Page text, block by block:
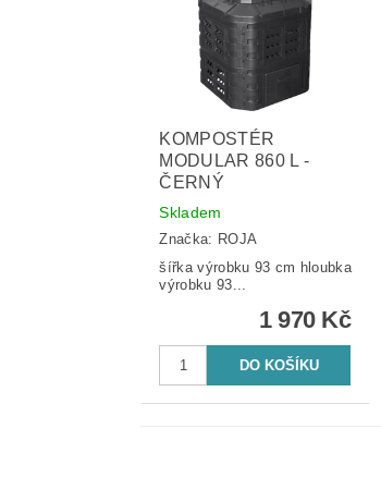
KOMPOSTÉR
MODULAR 860 L -
ČERNÝ
Skladem
Značka: ROJA
šířka výrobku 93 cm hloubka
výrobku 93...
1 970 Kč